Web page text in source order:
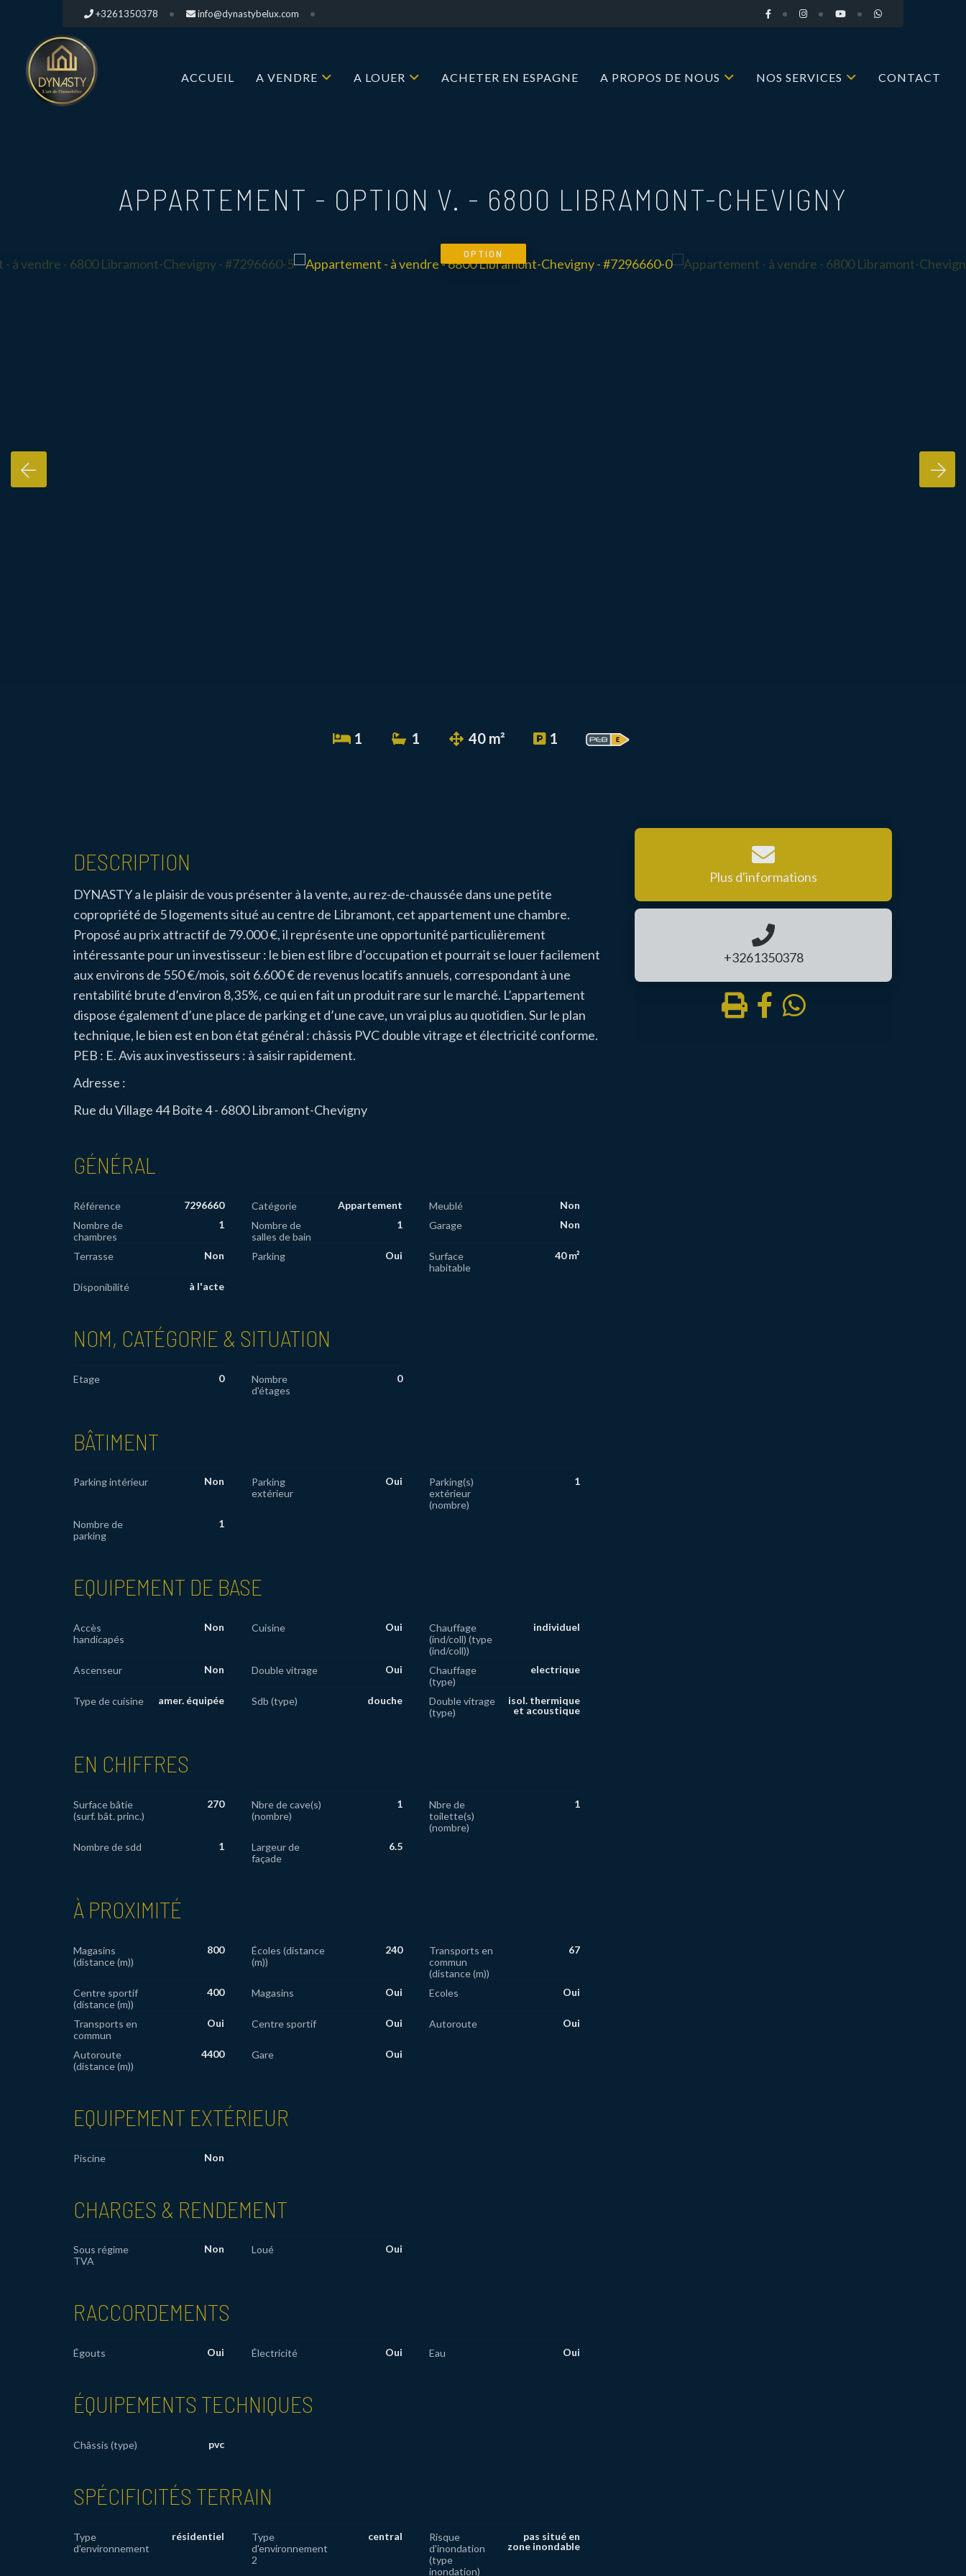
+3261350378 info@dynastybelux.com
ACCUEIL A VENDRE A LOUER ACHETER EN ESPAGNE A PROPOS DE NOUS NOS SERVICES CONTACT
APPARTEMENT - OPTION V. - 6800 LIBRAMONT-CHEVIGNY
OPTION
1 1 40 m² 1
DESCRIPTION
DYNASTY a le plaisir de vous présenter à la vente, au rez-de-chaussée dans une petite
copropriété de 5 logements situé au centre de Libramont, cet appartement une chambre.
Proposé au prix attractif de 79.000 €, il représente une opportunité particulièrement
intéressante pour un investisseur : le bien est libre d’occupation et pourrait se louer facilement
aux environs de 550 €/mois, soit 6.600 € de revenus locatifs annuels, correspondant à une
rentabilité brute d’environ 8,35%, ce qui en fait un produit rare sur le marché. L’appartement
dispose également d’une place de parking et d’une cave, un vrai plus au quotidien. Sur le plan
technique, le bien est en bon état général : châssis PVC double vitrage et électricité conforme.
PEB : E. Avis aux investisseurs : à saisir rapidement.
Adresse :
Rue du Village 44 Boîte 4 - 6800 Libramont-Chevigny
GÉNÉRAL
Référence 7296660 Catégorie Appartement Meublé
Non
Nombre de
chambres
1
Nombre de
salles de bain
1 Garage Non
Terrasse Non Parking Oui
Surface
habitable
40 m²
Disponibilité à l'acte
NOM, CATÉGORIE & SITUATION
Etage 0
Nombre
d'étages
0
BÂTIMENT
Parking intérieur Non
Parking
extérieur
Oui
Parking(s)
extérieur
(nombre)
1
Nombre de
parking
1
EQUIPEMENT DE BASE
Accès
handicapés
Non Cuisine Oui
Chauffage
(ind/coll) (type
(ind/coll))
individuel
Ascenseur Non Double vitrage Oui
Chauffage
(type)
electrique
Type de cuisine amer. équipée Sdb (type) douche
Double vitrage
(type)
isol. thermique
et acoustique
EN CHIFFRES
Surface bâtie
(surf. bât. princ.)
270
Nbre de cave(s)
(nombre)
1
Nbre de
toilette(s)
(nombre)
1
Nombre de sdd 1
Largeur de
façade
6.5
À PROXIMITÉ
Magasins
(distance (m))
800
Écoles (distance
(m))
240
Transports en
commun
(distance (m))
67
Centre sportif
(distance (m))
400 Magasins Oui Ecoles Oui
Transports en
commun
Oui Centre sportif Oui Autoroute Oui
Autoroute
(distance (m))
4400 Gare Oui
EQUIPEMENT EXTÉRIEUR
Piscine Non
CHARGES & RENDEMENT
Sous régime
TVA
Non Loué Oui
RACCORDEMENTS
Égouts Oui Électricité Oui Eau Oui
ÉQUIPEMENTS TECHNIQUES
Châssis (type) pvc
SPÉCIFICITÉS TERRAIN
Type
d'environnement
résidentiel
Type
d'environnement
2
central
Risque
d'inondation
(type
inondation)
pas situé en
zone inondable
Plus d'informations
+3261350378